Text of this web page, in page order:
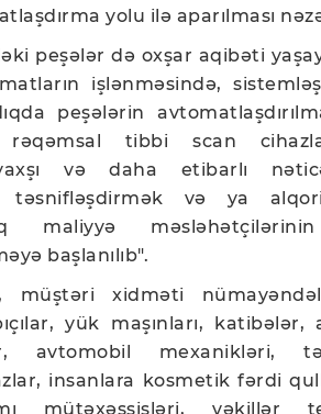
yolu ilə aparılması
peşələr də oxşar aqibəti
işlənməsində,
peşələrin
rəqəmsal tibbi scan
və daha etibarlı
təsnifləşdirmək və ya
maliyyə
başlanılıb".
müştəri xidməti
yük maşınları, katibələr,
avtomobil mexanikləri,
insanlara kosmetik fərdi
mütəxəssisləri, vəkillər